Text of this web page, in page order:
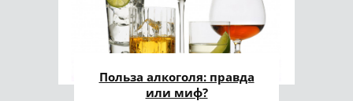
Польза алкоголя: правда
или миф?